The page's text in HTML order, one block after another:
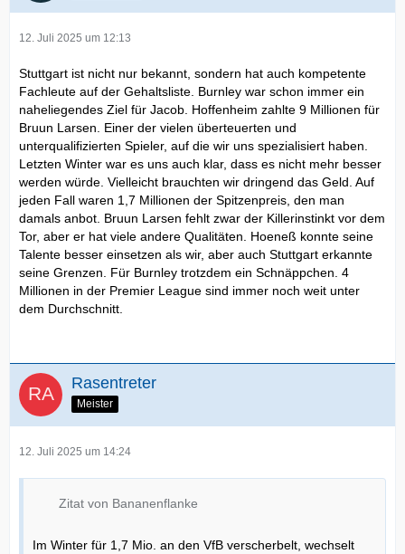
12. Juli 2025 um 12:13
Stuttgart ist nicht nur bekannt, sondern hat auch kompetente
Fachleute auf der Gehaltsliste. Burnley war schon immer ein
naheliegendes Ziel für Jacob. Hoffenheim zahlte 9 Millionen für
Bruun Larsen. Einer der vielen überteuerten und
unterqualifizierten Spieler, auf die wir uns spezialisiert haben.
Letzten Winter war es uns auch klar, dass es nicht mehr besser
werden würde. Vielleicht brauchten wir dringend das Geld. Auf
jeden Fall waren 1,7 Millionen der Spitzenpreis, den man
damals anbot. Bruun Larsen fehlt zwar der Killerinstinkt vor dem
Tor, aber er hat viele andere Qualitäten. Hoeneß konnte seine
Talente besser einsetzen als wir, aber auch Stuttgart erkannte
seine Grenzen. Für Burnley trotzdem ein Schnäppchen. 4
Millionen in der Premier League sind immer noch weit unter
dem Durchschnitt.
Rasentreter
Meister
12. Juli 2025 um 14:24
Zitat von Bananenflanke
Im Winter für 1,7 Mio. an den VfB verscherbelt, wechselt